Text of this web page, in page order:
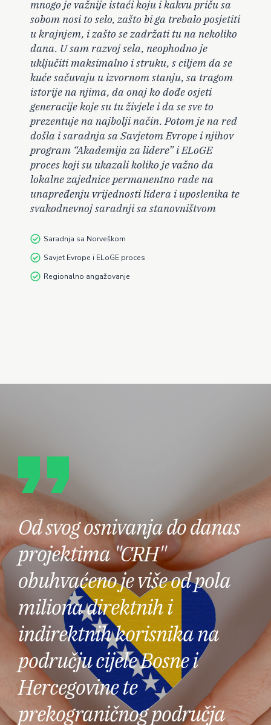
mnogo je važnije istaći koju i kakvu priču sa
sobom nosi to selo, zašto bi ga trebalo posjetiti
u krajnjem, i zašto se zadržati tu na nekoliko
dana. U sam razvoj sela, neophodno je
uključiti maksimalno i struku, s ciljem da se
kuće sačuvaju u izvornom stanju, sa tragom
istorije na njima, da onaj ko dođe osjeti
generacije koje su tu živjele i da se sve to
prezentuje na najbolji način. Potom je na red
došla i saradnja sa Savjetom Evrope i njihov
program “Akademija za lidere” i ELoGE
proces koji su ukazali koliko je važno da
lokalne zajednice permanentno rade na
unapređenju vrijednosti lidera i uposlenika te
svakodnevnoj saradnji sa stanovništvom
Saradnja sa Norveškom
Savjet Evrope i ELoGE proces
Regionalno angažovanje
Od svog osnivanja do danas
projektima "CRH"
obuhvaćeno je više od pola
miliona direktnih i
indirektnih korisnika na
području cijele Bosne i
Hercegovine te
prekograničnog područja